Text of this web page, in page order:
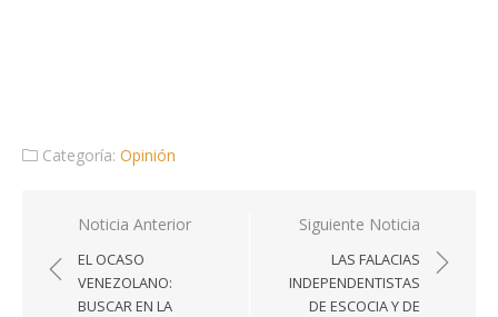
Categoría: Opinión
Navegación
de
entradas
Noticia Anterior
EL OCASO
VENEZOLANO:
BUSCAR EN LA
Siguiente Noticia
LAS FALACIAS
INDEPENDENTISTAS
DE ESCOCIA Y DE